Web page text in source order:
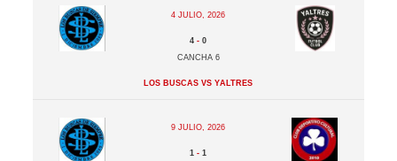
4 julio, 2026
4 -0
Cancha 6
Los Buscas vs Yaltres
9 julio, 2026
1 -1